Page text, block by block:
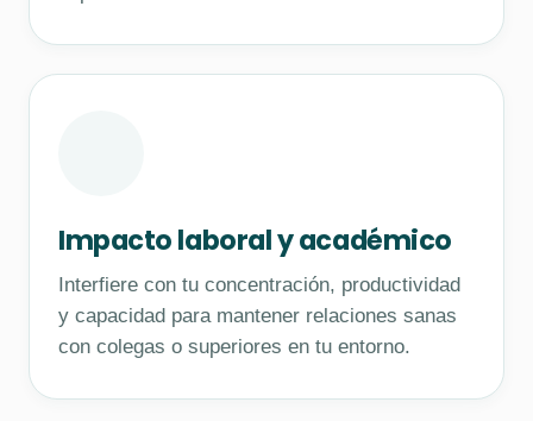
Impacto laboral y académico
Interfiere con tu concentración, productividad
y capacidad para mantener relaciones sanas
con colegas o superiores en tu entorno.